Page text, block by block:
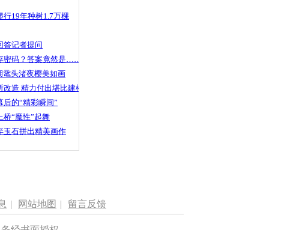
士”怒斥医托
行19年种树1.7万棵
答记者提问
密码？答案竟然是……
鼋头渚夜樱美如画
造 精力付出堪比建楼
的“精彩瞬间”
桥“魔性”起舞
玉石拼出精美画作
| 网站地图 | 留言反馈